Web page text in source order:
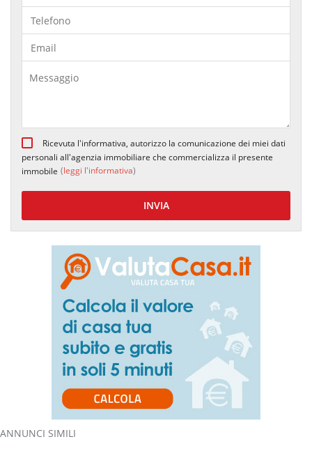
Ricevuta l'informativa, autorizzo la comunicazione dei miei dati
personali all'agenzia immobiliare che commercializza il presente
immobile (leggi l'informativa)
INVIA
ANNUNCI SIMILI